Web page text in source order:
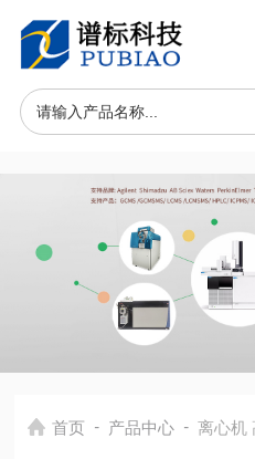
首页 - 产品中心 - 离心机